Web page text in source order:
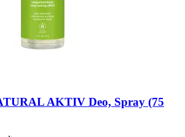
AKTIV Deo, Spray (75